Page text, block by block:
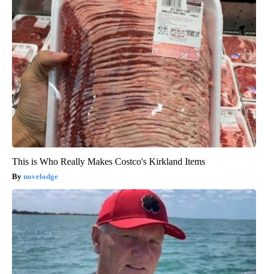
This is Who Really Makes Costco's Kirkland Items
novelodge